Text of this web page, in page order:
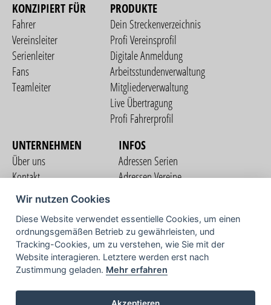
KONZIPIERT FÜR
Fahrer
Vereinsleiter
Serienleiter
Fans
Teamleiter
PRODUKTE
Dein Streckenverzeichnis
Profi Vereinsprofil
Digitale Anmeldung
Arbeitsstundenverwaltung
Mitgliederverwaltung
Live Übertragung
Profi Fahrerprofil
UNTERNEHMEN
Über uns
Kontakt
Nutzungsbedingungen
Datenschutzerklärung
Impressum
INFOS
Adressen Serien
Adressen Vereine
COMMUNITY
TV
Wir nutzen Cookies
Diese Website verwendet essentielle Cookies, um einen
ordnungsgemäßen Betrieb zu gewährleisten, und
Tracking-Cookies, um zu verstehen, wie Sie mit der
Website interagieren. Letztere werden erst nach
Zustimmung geladen. Mehr erfahren